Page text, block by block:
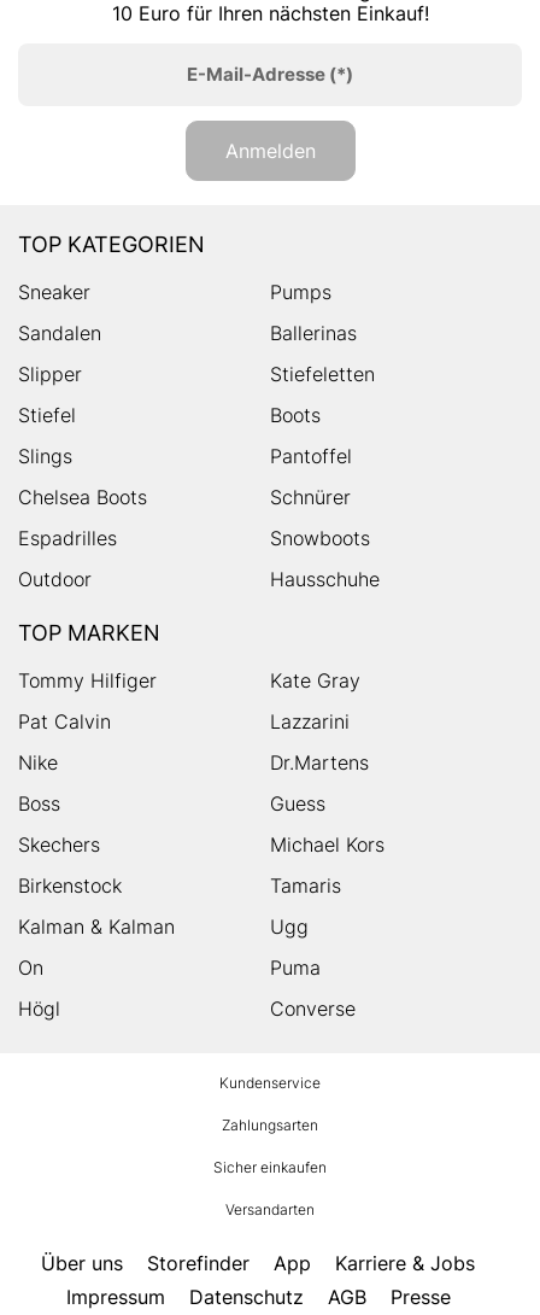
10 Euro für Ihren nächsten Einkauf!
E-Mail-Adresse (*)
Anmelden
TOP KATEGORIEN
Sneaker
Pumps
Sandalen
Ballerinas
Slipper
Stiefeletten
Stiefel
Boots
Slings
Pantoffel
Chelsea Boots
Schnürer
Espadrilles
Snowboots
Outdoor
Hausschuhe
TOP MARKEN
Tommy Hilfiger
Kate Gray
Pat Calvin
Lazzarini
Nike
Dr.Martens
Boss
Guess
Skechers
Michael Kors
Birkenstock
Tamaris
Kalman & Kalman
Ugg
On
Puma
Högl
Converse
Kundenservice
Zahlungsarten
Sicher einkaufen
Versandarten
Über uns Storefinder App
Karriere & Jobs
Impressum
Datenschutz AGB Presse